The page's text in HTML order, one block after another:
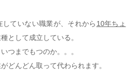
ていない職業が、それから 10年ちょ
種として成立している。
つまでもつのか。。。
どんどん取って代わられます。